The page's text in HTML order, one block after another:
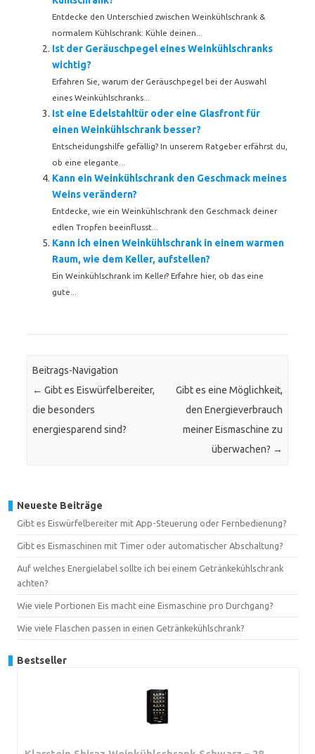
Entdecke den Unterschied zwischen Weinkühlschrank &
normalem Kühlschrank: Kühle deinen...
Ist der Geräuschpegel eines Weinkühlschranks
wichtig?
Erfahren Sie, warum der Geräuschpegel bei der Auswahl
eines Weinkühlschranks...
Ist eine Edelstahltür oder eine Glasfront für
einen Weinkühlschrank besser?
Entscheidungshilfe gefällig? In unserem Ratgeber erfährst du,
ob eine elegante...
Kann ein Weinkühlschrank den Geschmack meines
Weins verändern?
Entdecke, wie ein Weinkühlschrank den Geschmack deiner
edlen Tropfen beeinflusst...
Kann ich einen Weinkühlschrank in einem warmen
Raum, wie dem Keller, aufstellen?
Ein Weinkühlschrank im Keller? Erfahre hier, ob das eine
gute...
Beitrags-Navigation
← Gibt es Eiswürfelbereiter,
die besonders
energiesparend sind?
Gibt es eine Möglichkeit,
den Energieverbrauch
meiner Eismaschine zu
überwachen? →
Neueste Beiträge
Gibt es Eiswürfelbereiter mit App-Steuerung oder Fernbedienung?
Gibt es Eismaschinen mit Timer oder automatischer Abschaltung?
Auf welches Energielabel sollte ich bei einem Getränkekühlschrank
achten?
Wie viele Portionen Eis macht eine Eismaschine pro Durchgang?
Wie viele Flaschen passen in einen Getränkekühlschrank?
Bestseller